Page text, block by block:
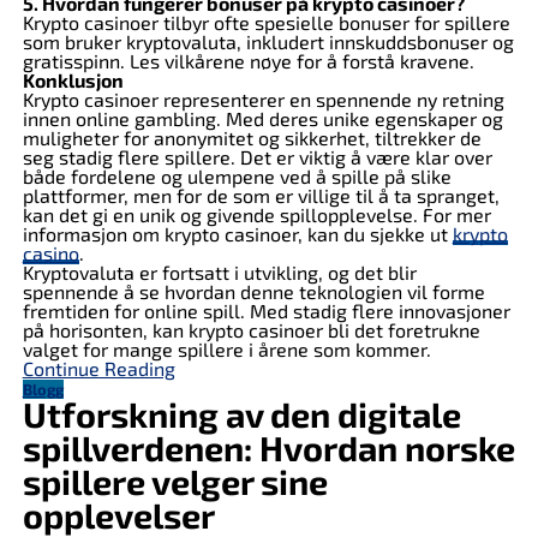
Krypto casinoer tilbyr ofte spesielle bonuser for spillere
som bruker kryptovaluta, inkludert innskuddsbonuser og
gratisspinn. Les vilkårene nøye for å forstå kravene.
Konklusjon
Krypto casinoer representerer en spennende ny retning
innen online gambling. Med deres unike egenskaper og
muligheter for anonymitet og sikkerhet, tiltrekker de
seg stadig flere spillere. Det er viktig å være klar over
både fordelene og ulempene ved å spille på slike
plattformer, men for de som er villige til å ta spranget,
kan det gi en unik og givende spillopplevelse. For mer
informasjon om krypto casinoer, kan du sjekke ut krypto
casino.
Kryptovaluta er fortsatt i utvikling, og det blir
spennende å se hvordan denne teknologien vil forme
fremtiden for online spill. Med stadig flere innovasjoner
på horisonten, kan krypto casinoer bli det foretrukne
valget for mange spillere i årene som kommer.
Continue Reading
Blogg
Utforskning av den digitale
spillverdenen: Hvordan norske
spillere velger sine
opplevelser